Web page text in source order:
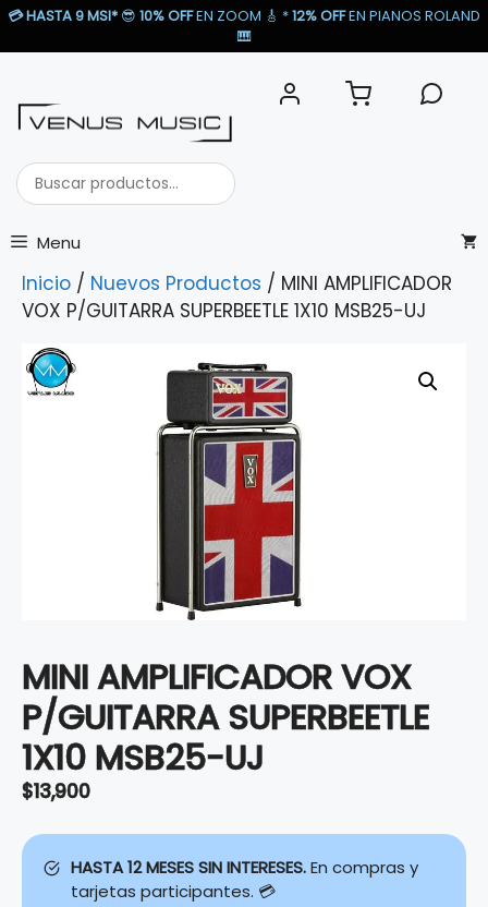
Saltar
💳HASTA 9 MSI* 😎 10% OFFEN ZOOM 🎸​ *12% OFFEN PIANOS ROLAND
🎹​
Buscar
productos...
Menu
Inicio / Nuevos Productos / MINI AMPLIFICADOR
VOX P/GUITARRA SUPERBEETLE 1X10 MSB25-UJ
MINI AMPLIFICADOR VOX
P/GUITARRA SUPERBEETLE
1X10 MSB25-UJ
$13,900
HASTA 12 MESES SIN INTERESES.En compras y
tarjetas participantes. 💳